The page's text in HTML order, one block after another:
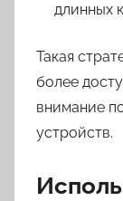
длинных
Такая
более
внимание
устройств.